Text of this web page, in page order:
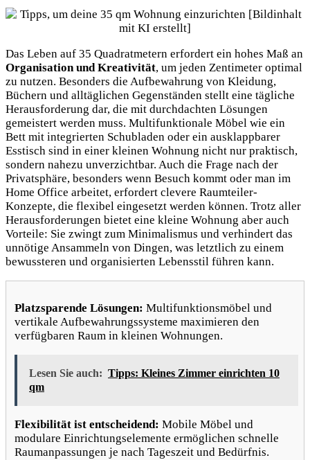
Das Leben auf 35 Quadratmetern erfordert ein hohes Maß an
Organisation und Kreativität, um jeden Zentimeter optimal
zu nutzen. Besonders die Aufbewahrung von Kleidung,
Büchern und alltäglichen Gegenständen stellt eine tägliche
Herausforderung dar, die mit durchdachten Lösungen
gemeistert werden muss. Multifunktionale Möbel wie ein
Bett mit integrierten Schubladen oder ein ausklappbarer
Esstisch sind in einer kleinen Wohnung nicht nur praktisch,
sondern nahezu unverzichtbar. Auch die Frage nach der
Privatsphäre, besonders wenn Besuch kommt oder man im
Home Office arbeitet, erfordert clevere Raumteiler-
Konzepte, die flexibel eingesetzt werden können. Trotz aller
Herausforderungen bietet eine kleine Wohnung aber auch
Vorteile: Sie zwingt zum Minimalismus und verhindert das
unnötige Ansammeln von Dingen, was letztlich zu einem
bewussteren und organisierten Lebensstil führen kann.
Platzsparende Lösungen: Multifunktionsmöbel und
vertikale Aufbewahrungssysteme maximieren den
verfügbaren Raum in kleinen Wohnungen.
Lesen Sie auch: Tipps: Kleines Zimmer einrichten 10
qm
Flexibilität ist entscheidend: Mobile Möbel und
modulare Einrichtungselemente ermöglichen schnelle
Raumanpassungen je nach Tageszeit und Bedürfnis.